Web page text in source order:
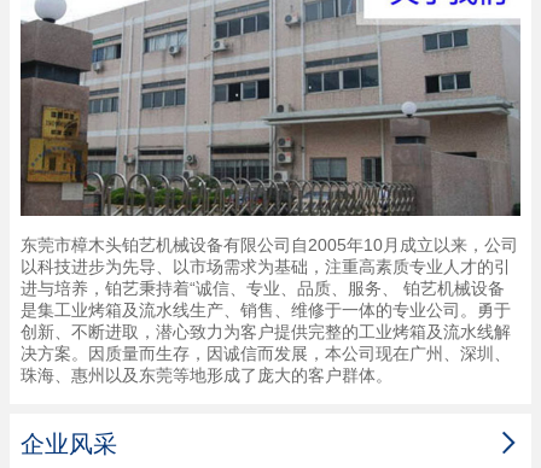
东莞市樟木头铂艺机械设备有限公司自2005年10月成立以来，公司
以科技进步为先导、以市场需求为基础，注重高素质专业人才的引
进与培养，铂艺秉持着“诚信、专业、品质、服务、 铂艺机械设备
是集工业烤箱及流水线生产、销售、维修于一体的专业公司。勇于
创新、不断进取，潜心致力为客户提供完整的工业烤箱及流水线解
决方案。因质量而生存，因诚信而发展，本公司现在广州、深圳、
珠海、惠州以及东莞等地形成了庞大的客户群体。

企业风采